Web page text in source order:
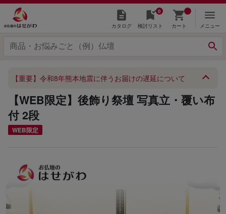
カタログ
0
検討リスト カート メニュー
【重要】令和8年熊本地震に伴うお届けの遅延について
【WEB限定】後飾り祭壇 写真立・覆い布
付 2段
WEB限定